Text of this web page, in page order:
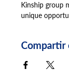
Kinship group
unique
Compartir